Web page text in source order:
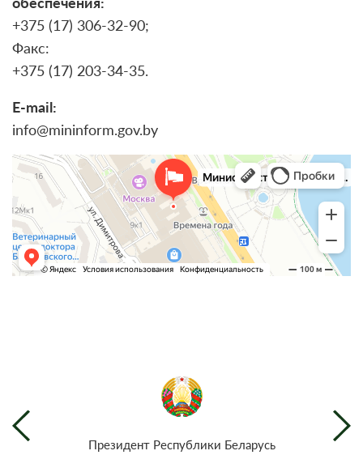
+375 (17) 306-32-90;
Факс:
+375 (17) 203-34-35.
E-mail:
info@mininform.gov.by
Президент Республики Беларусь